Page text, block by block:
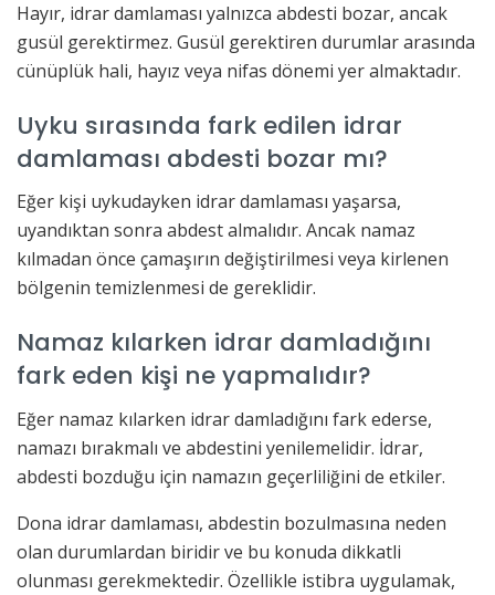
Hayır, idrar damlaması yalnızca abdesti bozar, ancak
gusül gerektirmez. Gusül gerektiren durumlar arasında
cünüplük hali, hayız veya nifas dönemi yer almaktadır.
Uyku sırasında fark edilen idrar
damlaması abdesti bozar mı?
Eğer kişi uykudayken idrar damlaması yaşarsa,
uyandıktan sonra abdest almalıdır. Ancak namaz
kılmadan önce çamaşırın değiştirilmesi veya kirlenen
bölgenin temizlenmesi de gereklidir.
Namaz kılarken idrar damladığını
fark eden kişi ne yapmalıdır?
Eğer namaz kılarken idrar damladığını fark ederse,
namazı bırakmalı ve abdestini yenilemelidir. İdrar,
abdesti bozduğu için namazın geçerliliğini de etkiler.
Dona idrar damlaması, abdestin bozulmasına neden
olan durumlardan biridir ve bu konuda dikkatli
olunması gerekmektedir. Özellikle istibra uygulamak,